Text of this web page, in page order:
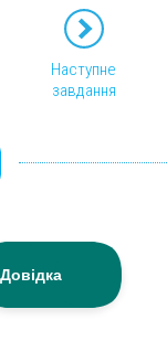
Наступне
завдання